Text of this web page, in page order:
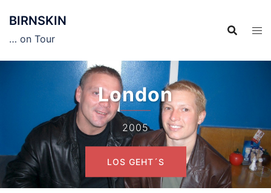
Inhalt
springen
BIRNSKIN
… on Tour
London
2005
LOS GEHT´S